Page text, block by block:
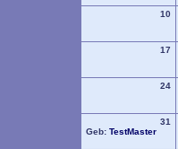
10
17
24
31
Geb: TestMaster